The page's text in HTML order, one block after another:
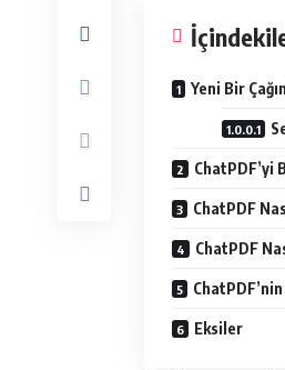
Yeni Bir
ChatPDF’yi
ChatPDF
ChatPDF
Eksiler